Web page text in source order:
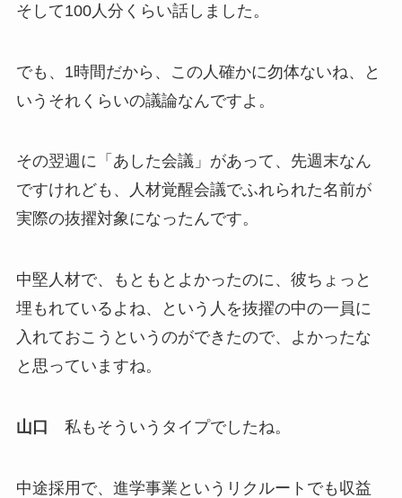
そして100人分くらい話しました。
でも、1時間だから、この人確かに勿体ないね、と
いうそれくらいの議論なんですよ。
その翌週に「あした会議」があって、先週末なん
ですけれども、人材覚醒会議でふれられた名前が
実際の抜擢対象になったんです。
中堅人材で、もともとよかったのに、彼ちょっと
埋もれているよね、という人を抜擢の中の一員に
入れておこうというのができたので、よかったな
と思っていますね。
山口 私もそういうタイプでしたね。
中途採用で、進学事業というリクルートでも収益